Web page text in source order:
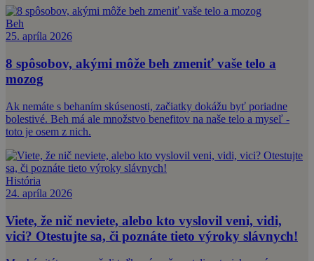
Beh
25. apríla 2026
8 spôsobov, akými môže beh zmeniť vaše telo a
mozog
Ak nemáte s behaním skúsenosti, začiatky dokážu byť poriadne
bolestivé. Beh má ale množstvo benefitov na naše telo a myseľ -
toto je osem z nich.
História
24. apríla 2026
Viete, že nič neviete, alebo kto vyslovil veni, vidi,
vici? Otestujte sa, či poznáte tieto výroky slávnych!